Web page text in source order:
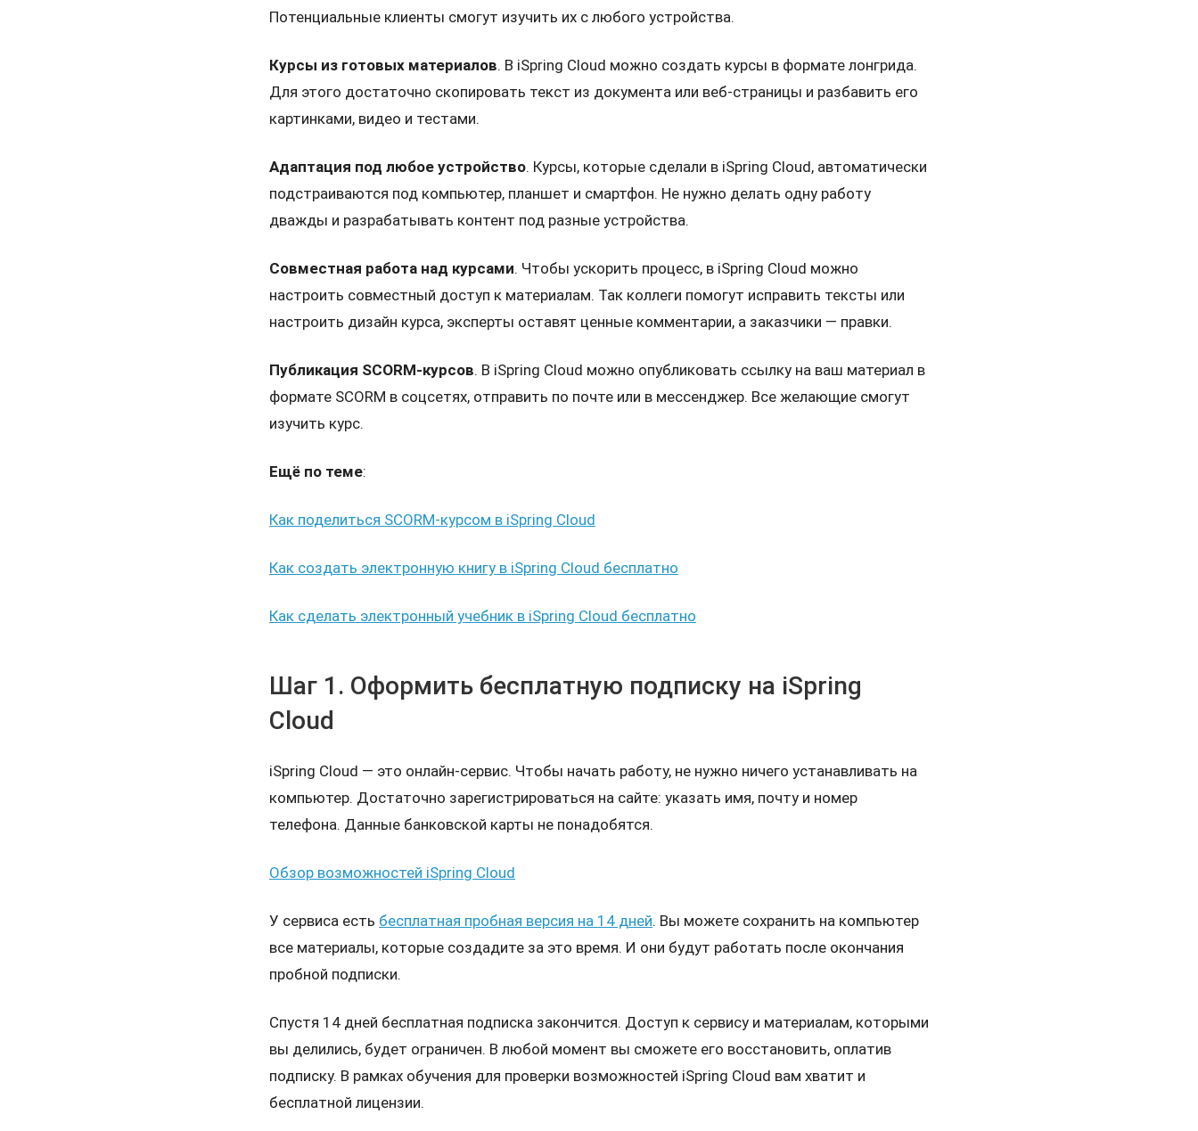
Потенциальные клиенты смогут изучить их с любого устройства.
Курсы из готовых материалов. В iSpring Cloud можно создать курсы в формате лонгрида.
Для этого достаточно скопировать текст из документа или веб-страницы и разбавить его
картинками, видео и тестами.
Адаптация под любое устройство. Курсы, которые сделали в iSpring Cloud, автоматически
подстраиваются под компьютер, планшет и смартфон. Не нужно делать одну работу
дважды и разрабатывать контент под разные устройства.
Совместная работа над курсами. Чтобы ускорить процесс, в iSpring Cloud можно
настроить совместный доступ к материалам. Так коллеги помогут исправить тексты или
настроить дизайн курса, эксперты оставят ценные комментарии, а заказчики — правки.
Публикация SCORM-курсов. В iSpring Cloud можно опубликовать ссылку на ваш материал в
формате SCORM в соцсетях, отправить по почте или в мессенджер. Все желающие смогут
изучить курс.
Ещё по теме:
Как поделиться SCORM-курсом в iSpring Cloud
Как создать электронную книгу в iSpring Cloud бесплатно
Как сделать электронный учебник в iSpring Cloud бесплатно
Шаг 1. Оформить бесплатную подписку на iSpring
Cloud
iSpring Cloud — это онлайн-сервис. Чтобы начать работу, не нужно ничего устанавливать на
компьютер. Достаточно зарегистрироваться на сайте: указать имя, почту и номер
телефона. Данные банковской карты не понадобятся.
Обзор возможностей iSpring Cloud
У сервиса есть бесплатная пробная версия на 14 дней. Вы можете сохранить на компьютер
все материалы, которые создадите за это время. И они будут работать после окончания
пробной подписки.
Спустя 14 дней бесплатная подписка закончится. Доступ к сервису и материалам, которыми
вы делились, будет ограничен. В любой момент вы сможете его восстановить, оплатив
подписку. В рамках обучения для проверки возможностей iSpring Cloud вам хватит и
бесплатной лицензии.